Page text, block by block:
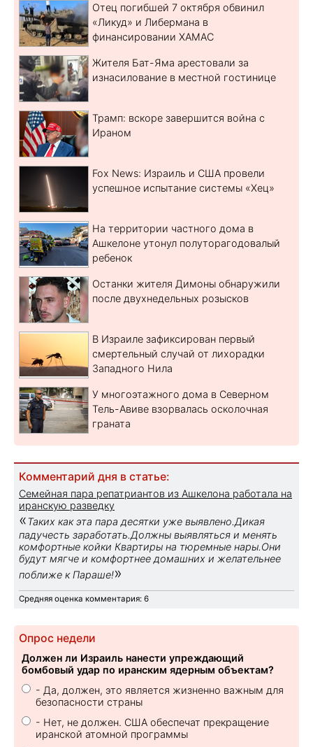
Отец погибшей 7 октября обвинил
«Ликуд» и Либермана в
финансировании ХАМАС
Жителя Бат-Яма арестовали за
изнасилование в местной гостинице
Трамп: вскоре завершится война с
Ираном
Fox News: Израиль и США провели
успешное испытание системы «Хец»
На территории частного дома в
Ашкелоне утонул полуторагодовалый
ребенок
Останки жителя Димоны обнаружили
после двухнедельных розысков
В Израиле зафиксирован первый
смертельный случай от лихорадки
Западного Нила
У многоэтажного дома в Северном
Тель-Авиве взорвалась осколочная
граната
Комментарий дня в статье:
Семейная пара репатриантов из Ашкелона работала на
иранскую разведку
«Таких как эта пара десятки уже выявлено.Дикая
падучесть заработать.Должны выявляться и менять
комфортные койки Квартиры на тюремные нары.Они
будут мягче и комфортнее домашних и желательнее
поближе к Параше!»
Средняя оценка комментария: 6
Опрос недели
Должен ли Израиль нанести упреждающий
бомбовый удар по иранским ядерным объектам?
- Да, должен, это является жизненно важным для
безопасности страны
- Нет, не должен. США обеспечат прекращение
иранской атомной программы